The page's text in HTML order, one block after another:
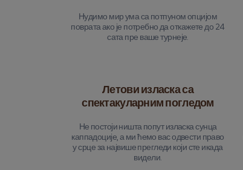
Нудимо мир ума са потпуном опцијом
поврата ако је потребно да откажете до 24
сата пре ваше турнеје.
Летови изласка са
спектакуларним погледом
Не постоји ништа попут изласка сунца
каппадоције, а ми ћемо вас одвести право
у срце за највише прегледи који сте икада
видели.